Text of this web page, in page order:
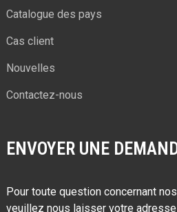
Catalogue des pays
Cas client
Nouvelles
Contactez-nous
ENVOYER UNE
Pour toute question concernant
veuillez nous laisser votre